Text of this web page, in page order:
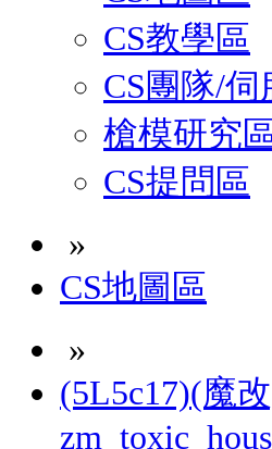
CS教學區
CS團隊/伺
槍模研究
CS提問區
»
CS地圖區
»
(5L5c17)(魔